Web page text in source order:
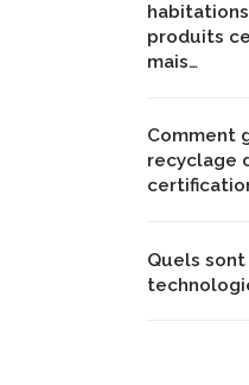
produits
mais…
Comment
recyclage
Quels